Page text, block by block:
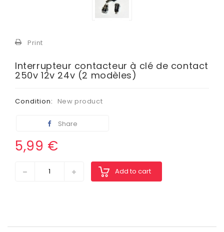
Print
Interrupteur contacteur à clé de contact
250v 12v 24v (2 modèles)
Condition: New product
Share
5,99 €
Add to cart